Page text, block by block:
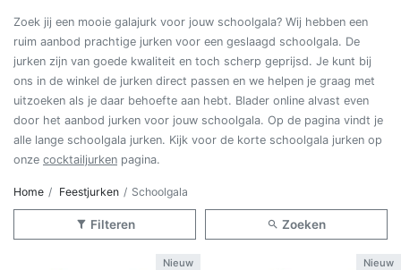
Zoek jij een mooie galajurk voor jouw schoolgala? Wij hebben een
ruim aanbod prachtige jurken voor een geslaagd schoolgala. De
jurken zijn van goede kwaliteit en toch scherp geprijsd. Je kunt bij
ons in de winkel de jurken direct passen en we helpen je graag met
uitzoeken als je daar behoefte aan hebt. Blader online alvast even
door het aanbod jurken voor jouw schoolgala. Op de pagina vindt je
alle lange schoolgala jurken. Kijk voor de korte schoolgala jurken op
onze cocktailjurken pagina.
Home Feestjurken Schoolgala
Filteren Zoeken
Nieuw Nieuw